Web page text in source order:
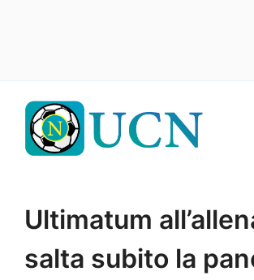
contenuto
Ultimatum
salta subito la